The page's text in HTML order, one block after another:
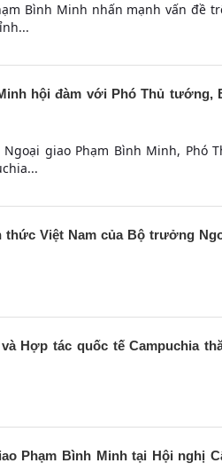
Bình Minh nhấn mạnh vấn đề
hội đàm với Phó Thủ tướng,
giao Phạm Bình Minh, Phó
thức Việt Nam của Bộ trưởng
Hợp tác quốc tế Campuchia
Phạm Bình Minh tại Hội nghị